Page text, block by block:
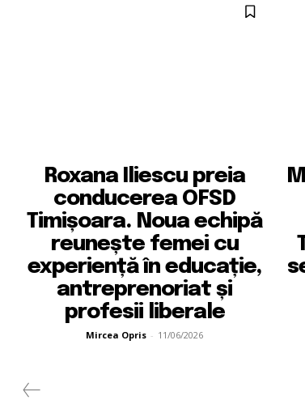
Roxana Iliescu preia
conducerea OFSD
Timișoara. Noua echipă
reunește femei cu
experiență în educație,
antreprenoriat și
profesii liberale
Mircea Opris - 11/06/2026